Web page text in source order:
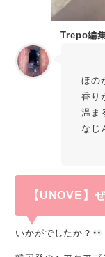
Trepo編
ほの
香り
温ま
なじ
【UNOVE】
いかがでしたか？